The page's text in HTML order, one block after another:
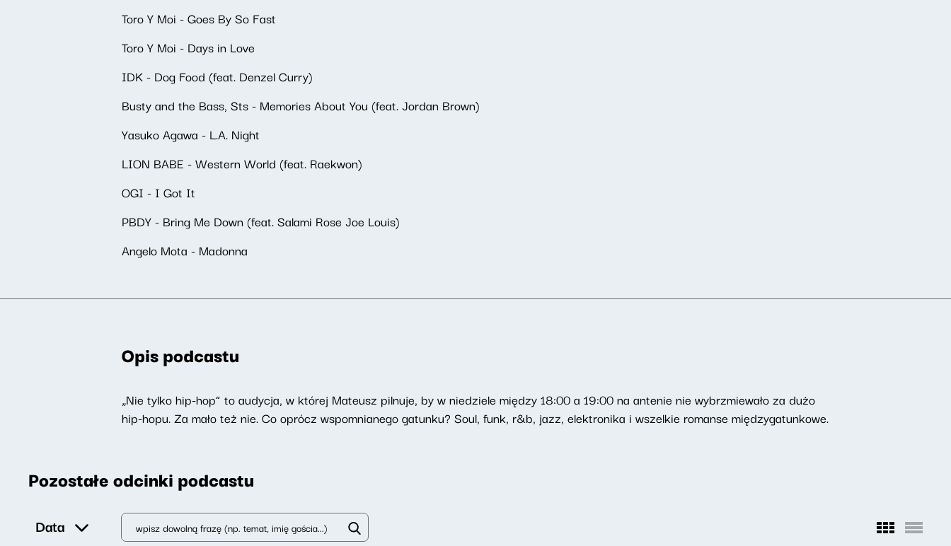
Toro Y Moi - Goes By So Fast
Toro Y Moi - Days in Love
IDK - Dog Food (feat. Denzel Curry)
Busty and the Bass, Sts - Memories About You (feat. Jordan Brown)
Yasuko Agawa - L.A. Night
LION BABE - Western World (feat. Raekwon)
OGI - I Got It
PBDY - Bring Me Down (feat. Salami Rose Joe Louis)
Angelo Mota - Madonna
Opis podcastu
„Nie tylko hip-hop” to audycja, w której Mateusz pilnuje, by w niedziele między 18:00 a 19:00 na antenie nie wybrzmiewało za dużo
hip-hopu. Za mało też nie. Co oprócz wspomnianego gatunku? Soul, funk, r&b, jazz, elektronika i wszelkie romanse międzygatunkowe.
Pozostałe odcinki podcastu
Data